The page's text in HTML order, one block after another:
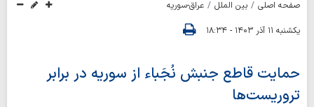
صفحه اصلی بین الملل
عراق-سوریه
یکشنبه ۱۱ آذر ۱۴۰۳ - ۱۸:۳۴
حمایت قاطع جنبش نُجَباء از سوریه در برابر
تروریست‌ها